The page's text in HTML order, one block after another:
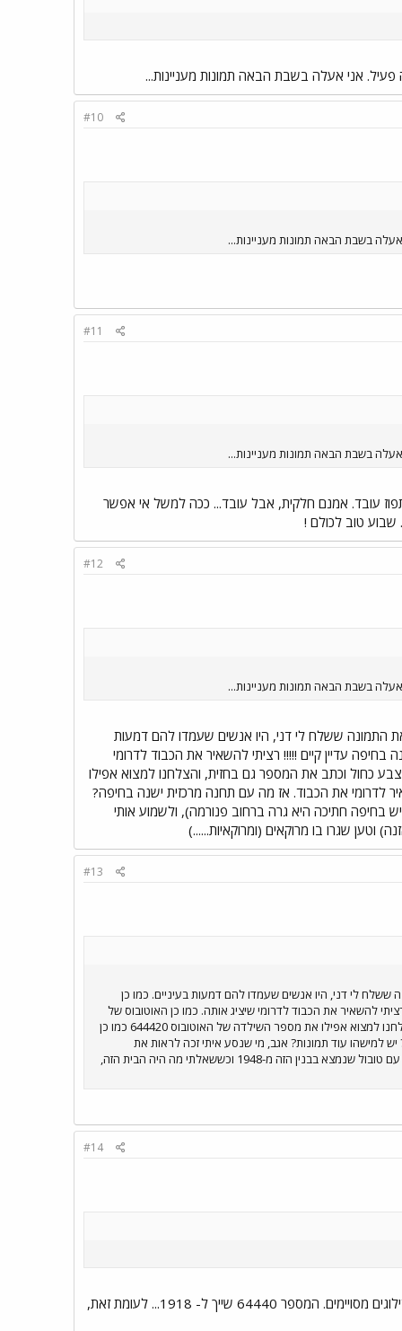
אני אעלה בשבת הבאה תמונות מעניינות...
#10
בשבת הבאה תמונות מעניינות...
#11
בשבת הבאה תמונות מעניינות...
עובד. אמנם חלקית, אבל עובד... ככה למשל אי אפשר
שבוע טוב לכולם !
#12
בשבת הבאה תמונות מעניינות...
התמונה ששלח לי דני, היו אנשים שעמדו להם דמעות
עדיין קיים !!!!! רציתי להשאיר את הכבוד לדרומי
כחול וכתב את המספר גם בחזית, והצלחנו למצוא אפילו
כאמור, אני משאיר לדרומי את הכבוד. אז מה עם תחנה מרכזית ישנה בחיפה?
בחיפה חתיכה היא גרה ברחוב פנורמה), ולשמוע אותי
#13
לי דני, היו אנשים שעמדו להם דמעות בעיניים. כמו כן
להשאיר את הכבוד לדרומי שיציג אותה. כמו כן האוטובוס של
דני מול נווה אור עבר טיפול מוזר כשמישהו הדגיש את ספרות לוחית הרכב בצבע כחול וכתב את המספר גם בחזית, והצלחנו למצוא אפילו את מספר השילדה של האוטובוס 644420 כמו כן
למישהו עוד תמונות? אגב, מי שנסע איתי זכה לראות את
בית-הזונות המפורסם של "זאת מרחוב פנורמה" (יש בחיפה חתיכה היא גרה ברחוב פנורמה), ולשמוע אותי מנהל שיחה עם טובול שנמצא בבנין הזה מ-1948 וכששאלתי מה היה הבית הזה,
#14
ווייט השתמשו בסדרה אחת של מספרי שלדה, החל מתחילת היצור ועד לסוף שנות ה- 60 לפחות, עם דילוגים מסויימים. המספר 64440 שייך ל- 1918... לעומת זאת,